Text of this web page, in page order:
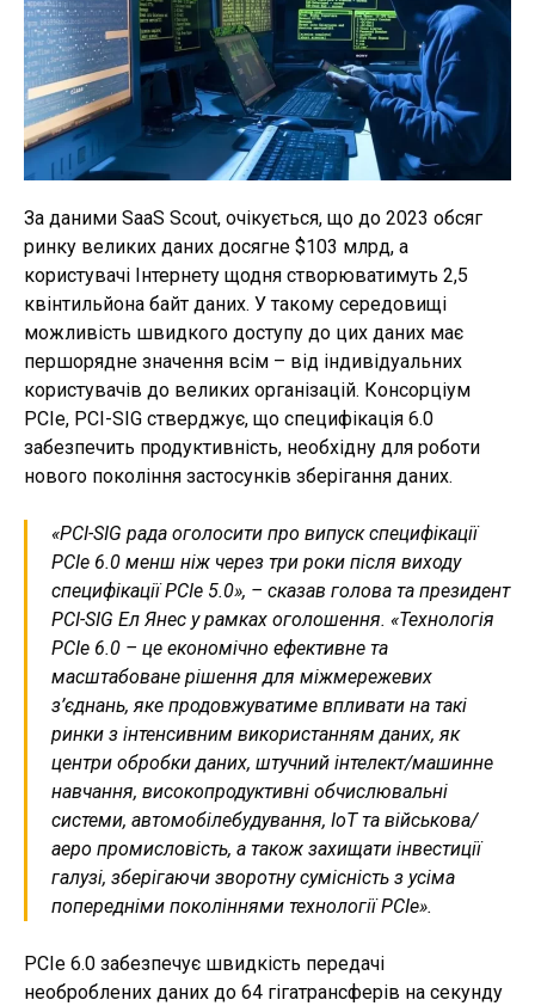
За даними SaaS Scout, очікується, що до 2023 обсяг
ринку великих даних досягне $103 млрд, а
користувачі Інтернету щодня створюватимуть 2,5
квінтильйона байт даних. У такому середовищі
можливість швидкого доступу до цих даних має
першорядне значення всім – від індивідуальних
користувачів до великих організацій. Консорціум
PCIe, PCI-SIG стверджує, що специфікація 6.0
забезпечить продуктивність, необхідну для роботи
нового покоління застосунків зберігання даних.
«PCI-SIG рада оголосити про випуск специфікації
PCIe 6.0 менш ніж через три роки після виходу
специфікації PCIe 5.0», – сказав голова та президент
PCI-SIG Ел Янес у рамках оголошення. «Технологія
PCIe 6.0 – це економічно ефективне та
масштабоване рішення для міжмережевих
з’єднань, яке продовжуватиме впливати на такі
ринки з інтенсивним використанням даних, як
центри обробки даних, штучний інтелект/машинне
навчання, високопродуктивні обчислювальні
системи, автомобілебудування, IoT та військова/
аеро промисловість, а також захищати інвестиції
галузі, зберігаючи зворотну сумісність з усіма
попередніми поколіннями технології PCIe».
PCIe 6.0 забезпечує швидкість передачі
необроблених даних до 64 гігатрансферів на секунду